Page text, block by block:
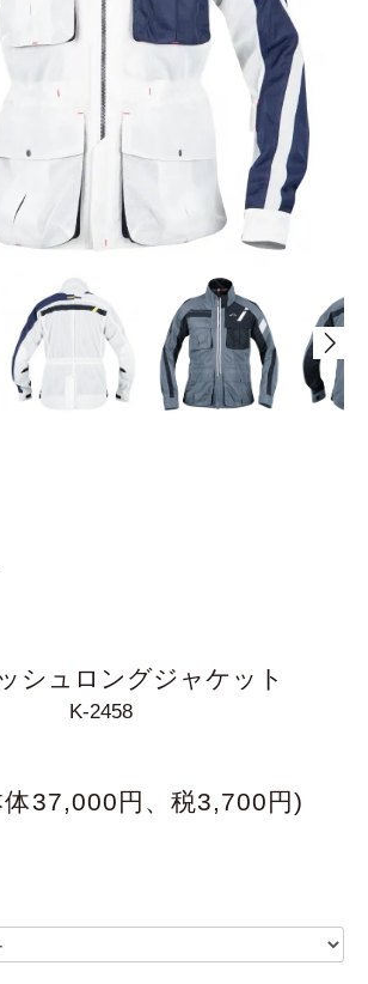
シュロングジャケット
K-2458
37,000円、税3,700円)